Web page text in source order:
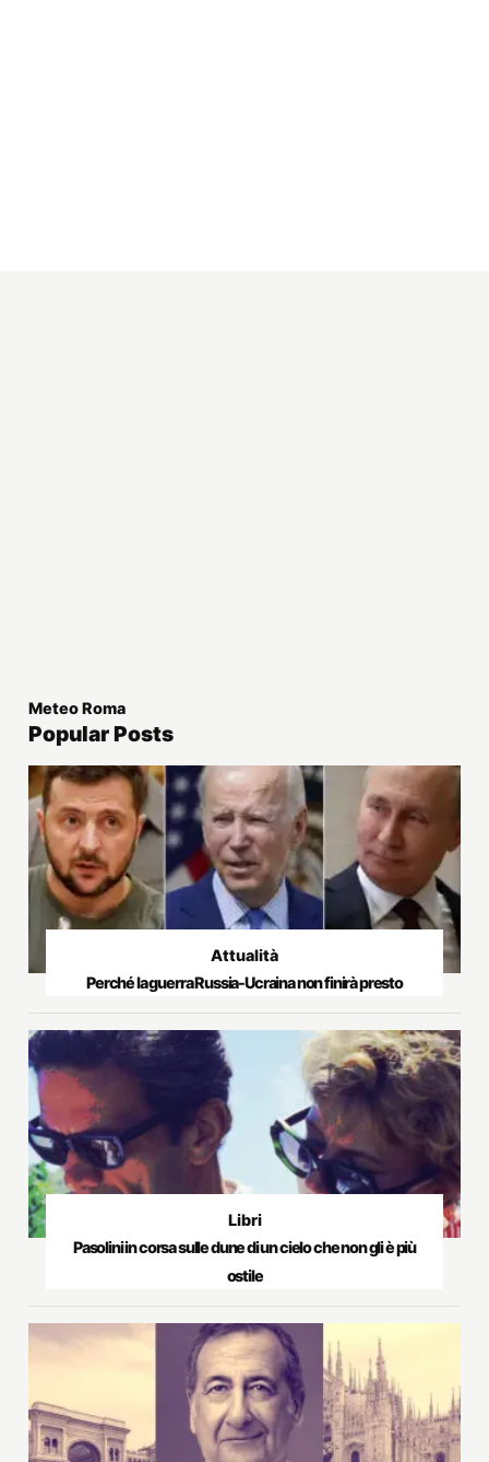
Meteo Roma
Popular Posts
Attualità
Perché la guerra Russia-Ucraina non finirà presto
Libri
Pasolini in corsa sulle dune di un cielo che non gli è più
ostile